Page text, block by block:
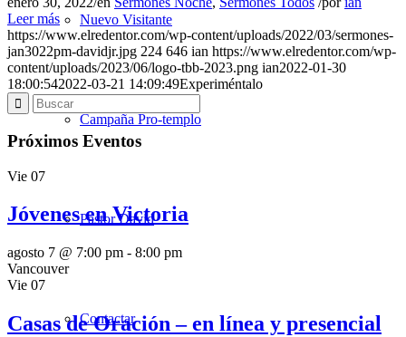
Nuevo Visitante
Campaña Pro-templo
Pastor David
Contactar
Leer más
https://www.elredentor.com/wp-content/uploads/2022/03/sermones-
jan3022pm-davidjr.jpg 224 646 ian https://www.elredentor.com/wp-
content/uploads/2023/06/logo-tbb-2023.png ian2022-01-30
18:00:542022-03-21 14:09:49Experiméntalo
Próximos Eventos
Vie 07
Jóvenes en Victoria
agosto 7 @ 7:00 pm - 8:00 pm
Vancouver
Vie 07
Casas de Oración – en línea y presencial